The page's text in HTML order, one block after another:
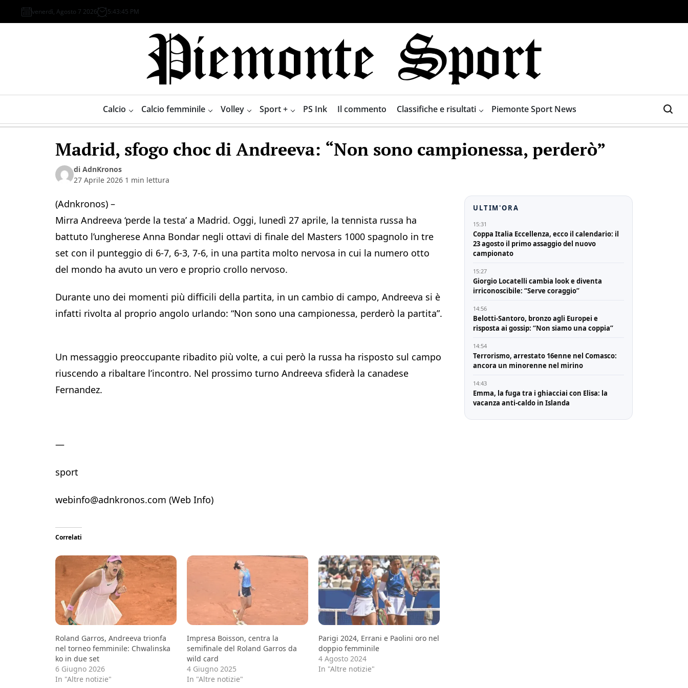
to
venerdì, Agosto 7 2026 5:43:45 PM
Sport
Calcio Calcio femminile Volley Sport + PS Ink Il commento Classifiche e risultati Piemonte Sport News
Madrid, sfogo choc di Andreeva: “Non sono campionessa, perderò”
di AdnKronos
27 Aprile 2026 1 min lettura
(Adnkronos) –
Mirra Andreeva ‘perde la testa’ a Madrid. Oggi, lunedì 27 aprile, la tennista russa ha
battuto l’ungherese Anna Bondar negli ottavi di finale del Masters 1000 spagnolo in tre
set con il punteggio di 6-7, 6-3, 7-6, in una partita molto nervosa in cui la numero otto
del mondo ha avuto un vero e proprio crollo nervoso.
Durante uno dei momenti più difficili della partita, in un cambio di campo, Andreeva si è
infatti rivolta al proprio angolo urlando: “Non sono una campionessa, perderò la partita”.
Un messaggio preoccupante ribadito più volte, a cui però la russa ha risposto sul campo
riuscendo a ribaltare l’incontro. Nel prossimo turno Andreeva sfiderà la canadese
Fernandez.
—
sport
webinfo@adnkronos.com (Web Info)
Correlati
Roland Garros, Andreeva trionfa
nel torneo femminile: Chwalinska
ko in due set
6 Giugno 2026
In "Altre notizie"
Impresa Boisson, centra la
semifinale del Roland Garros da
wild card
4 Giugno 2025
In "Altre notizie"
Parigi 2024, Errani e Paolini oro nel
doppio femminile
4 Agosto 2024
In "Altre notizie"
ULTIM'ORA
15:31
Coppa Italia Eccellenza, ecco il calendario: il
23 agosto il primo assaggio del nuovo
campionato
15:27
Giorgio Locatelli cambia look e diventa
irriconoscibile: “Serve coraggio”
14:56
Belotti-Santoro, bronzo agli Europei e
risposta ai gossip: “Non siamo una coppia”
14:54
Terrorismo, arrestato 16enne nel Comasco:
ancora un minorenne nel mirino
14:43
Emma, la fuga tra i ghiacciai con Elisa: la
vacanza anti-caldo in Islanda